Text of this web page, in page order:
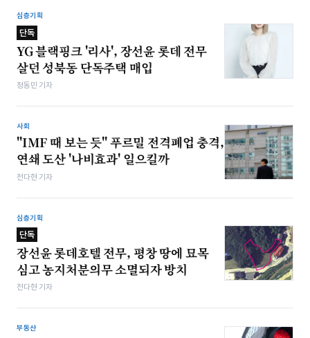
심층기획
단독
YG 블랙핑크 '리사', 장선윤 롯데 전무
살던 성북동 단독주택 매입
정동민 기자
사회
"IMF 때 보는 듯" 푸르밀 전격폐업 충격,
연쇄 도산 '나비효과' 일으킬까
전다현 기자
심층기획
단독
장선윤 롯데호텔 전무, 평창 땅에 묘목
심고 농지처분의무 소멸되자 방치
전다현 기자
부동산